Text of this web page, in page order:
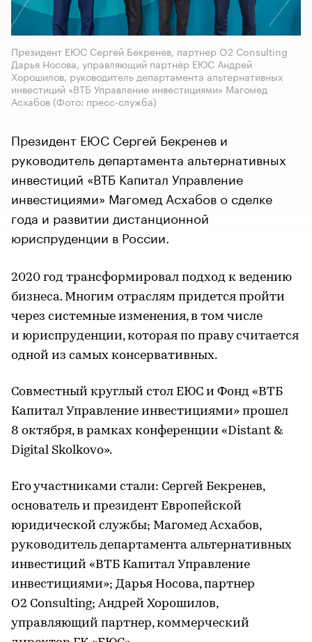
Президент ЕЮС Сергей Бекренев, партнер O2 Consulting
Дарья Носова, управляющий партнёр ЕЮС Андрей
Хорошилов, руководитель департамента альтернативных
инвестиций «ВТБ Управление инвестициями» Магомед
Асхабов (Фото: пресс-служба)
Президент ЕЮС Сергей Бекренев и
руководитель департамента альтернативных
инвестиций «ВТБ Капитал Управление
инвестициями» Магомед Асхабов о сделке
года и развитии дистанционной
юриспруденции в России.
2020 год трансформировал подход к ведению
бизнеса. Многим отраслям придется пройти
через системные изменения, в том числе
и юриспруденции, которая по праву считается
одной из самых консервативных.
Совместный круглый стол ЕЮС и Фонд «ВТБ
Капитал Управление инвестициями» прошел
8 октября, в рамках конференции «Distant &
Digital Skolkovo».
Его участниками стали: Сергей Бекренев,
основатель и президент Европейской
юридической службы; Магомед Асхабов,
руководитель департамента альтернативных
инвестиций «ВТБ Капитал Управление
инвестициями»; Дарья Носова, партнер
O2 Consulting; Андрей Хорошилов,
управляющий партнер, коммерческий